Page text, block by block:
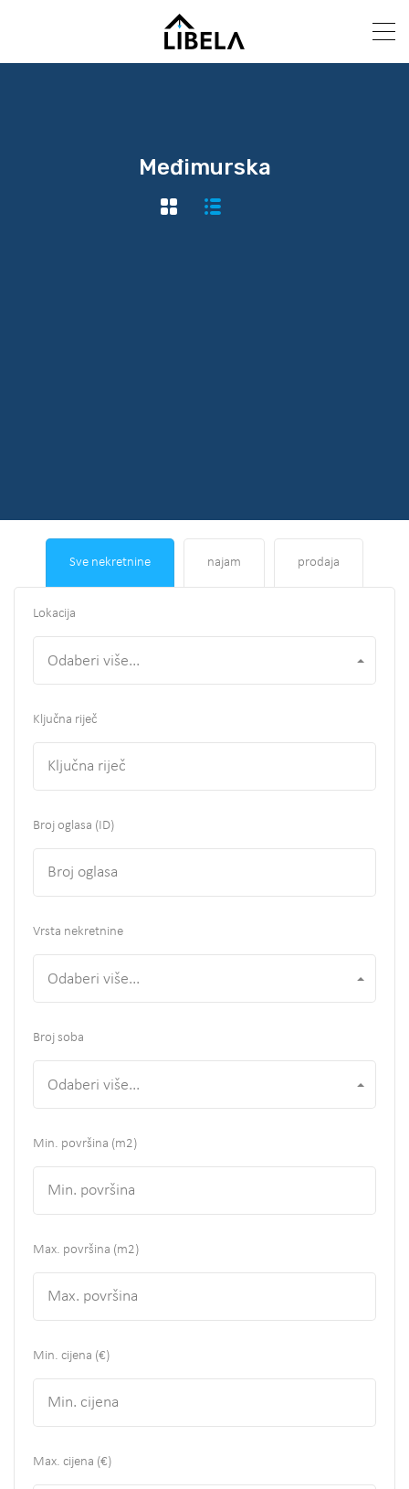
Međimurska
Sve nekretnine najam prodaja
Lokacija
Odaberi više...
Ključna riječ
Broj oglasa (ID)
Vrsta nekretnine
Odaberi više...
Broj soba
Odaberi više...
Min. površina (m2)
Max. površina (m2)
Min. cijena (€)
Max. cijena (€)